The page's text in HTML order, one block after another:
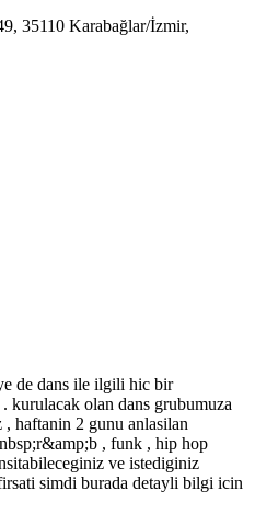
35110 Karabağlar/İzmir,
de dans ile ilgili hic bir
kurulacak olan dans grubumuza
haftanin 2 gunu anlasilan
, funk , hip hop
ve istediginiz
simdi burada detayli bilgi icin